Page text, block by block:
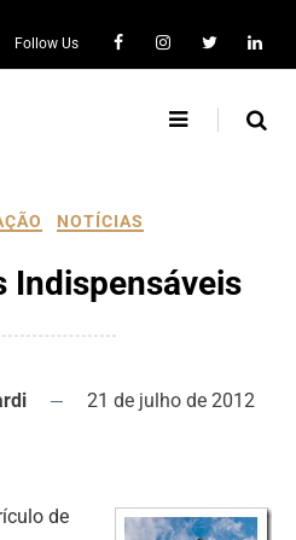
Follow Us
NOTÍCIAS
Indispensáveis
21 de julho de 2012
de